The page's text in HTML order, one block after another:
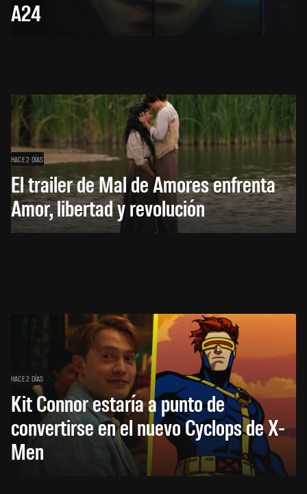
A24
HACE 2 DÍAS
El trailer de Mal de Amores enfrenta
Amor, libertad y revolución
HACE 2 DÍAS
Kit Connor estaría a punto de
convertirse en el nuevo Cyclops de X-
Men